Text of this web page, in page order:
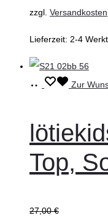
werden
zzgl. Versandkosten
Lieferzeit: 2-4
Ausführung
Dieses
mehrere
Varianten
auf.
Optionen
Zur
Top,
27,00€